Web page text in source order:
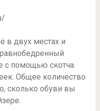
в двух местах и
равнобедренный
с помощью скотча.
Общее количество
сколько обуви вы